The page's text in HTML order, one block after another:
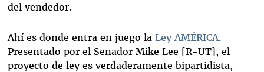
del vendedor.
Ahí es donde entra en juego la Ley AMÉRICA.
Presentado por el Senador Mike Lee [R-UT], el
proyecto de ley es verdaderamente bipartidista,